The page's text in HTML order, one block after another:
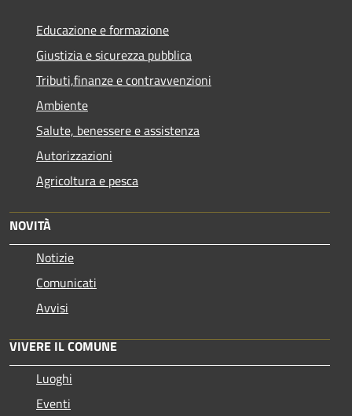
Educazione e formazione
Giustizia e sicurezza pubblica
Tributi,finanze e contravvenzioni
Ambiente
Salute, benessere e assistenza
Autorizzazioni
Agricoltura e pesca
NOVITÀ
Notizie
Comunicati
Avvisi
VIVERE IL COMUNE
Luoghi
Eventi